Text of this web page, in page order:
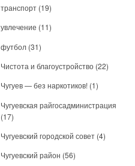
транспорт (19)
увлечение (11)
футбол (31)
Чистота и благоустройство (22)
Чугуев — без наркотиков! (1)
Чугуевская райгосадминистрация
(17)
Чугуевский городской совет (4)
Чугуевский район (56)